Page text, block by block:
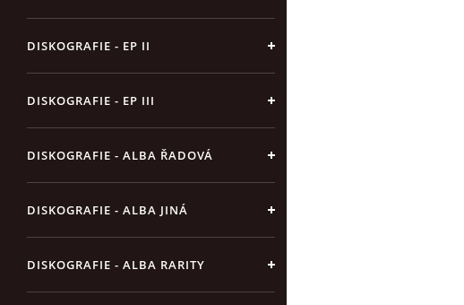
DISKOGRAFIE - EP II
DISKOGRAFIE - EP III
DISKOGRAFIE - ALBA ŘADOVÁ
DISKOGRAFIE - ALBA JINÁ
DISKOGRAFIE - ALBA RARITY